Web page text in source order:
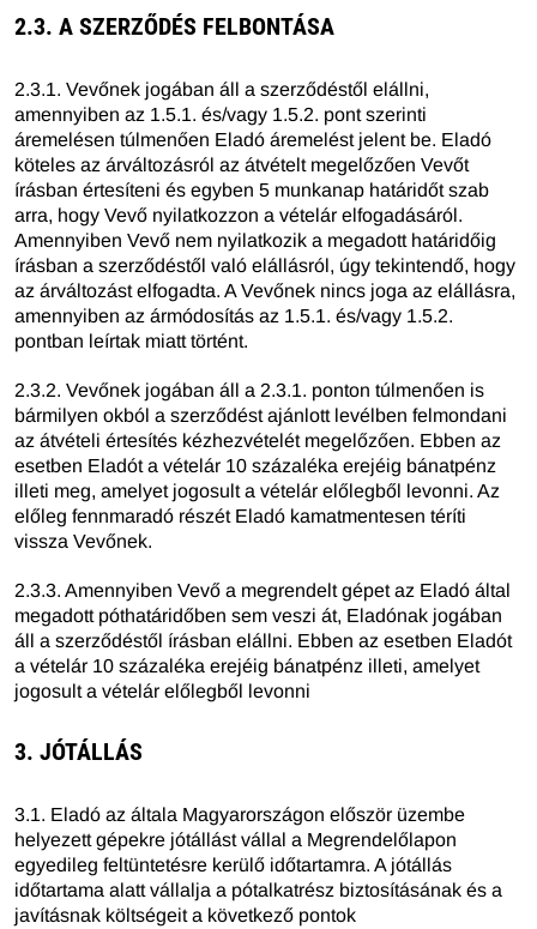
2.3. A SZERZŐDÉS FELBONTÁSA
2.3.1. Vevőnek jogában áll a szerződéstől elállni,
amennyiben az 1.5.1. és/vagy 1.5.2. pont szerinti
áremelésen túlmenően Eladó áremelést jelent be. Eladó
köteles az árváltozásról az átvételt megelőzően Vevőt
írásban értesíteni és egyben 5 munkanap határidőt szab
arra, hogy Vevő nyilatkozzon a vételár elfogadásáról.
Amennyiben Vevő nem nyilatkozik a megadott határidőig
írásban a szerződéstől való elállásról, úgy tekintendő, hogy
az árváltozást elfogadta. A Vevőnek nincs joga az elállásra,
amennyiben az ármódosítás az 1.5.1. és/vagy 1.5.2.
pontban leírtak miatt történt.
2.3.2. Vevőnek jogában áll a 2.3.1. ponton túlmenően is
bármilyen okból a szerződést ajánlott levélben felmondani
az átvételi értesítés kézhezvételét megelőzően. Ebben az
esetben Eladót a vételár 10 százaléka erejéig bánatpénz
illeti meg, amelyet jogosult a vételár előlegből levonni. Az
előleg fennmaradó részét Eladó kamatmentesen téríti
vissza Vevőnek.
2.3.3. Amennyiben Vevő a megrendelt gépet az Eladó által
megadott póthatáridőben sem veszi át, Eladónak jogában
áll a szerződéstől írásban elállni. Ebben az esetben Eladót
a vételár 10 százaléka erejéig bánatpénz illeti, amelyet
jogosult a vételár előlegből levonni
3. JÓTÁLLÁS
3.1. Eladó az általa Magyarországon először üzembe
helyezett gépekre jótállást vállal a Megrendelőlapon
egyedileg feltüntetésre kerülő időtartamra. A jótállás
időtartama alatt vállalja a pótalkatrész biztosításának és a
javításnak költségeit a következő pontok